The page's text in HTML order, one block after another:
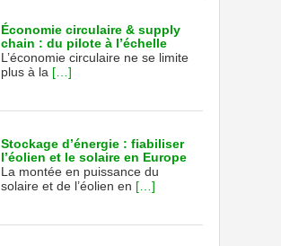
Économie circulaire & supply
chain : du pilote à l’échelle
L’économie circulaire ne se limite
plus à la […]
Stockage d’énergie : fiabiliser
l’éolien et le solaire en Europe
La montée en puissance du
solaire et de l’éolien en […]